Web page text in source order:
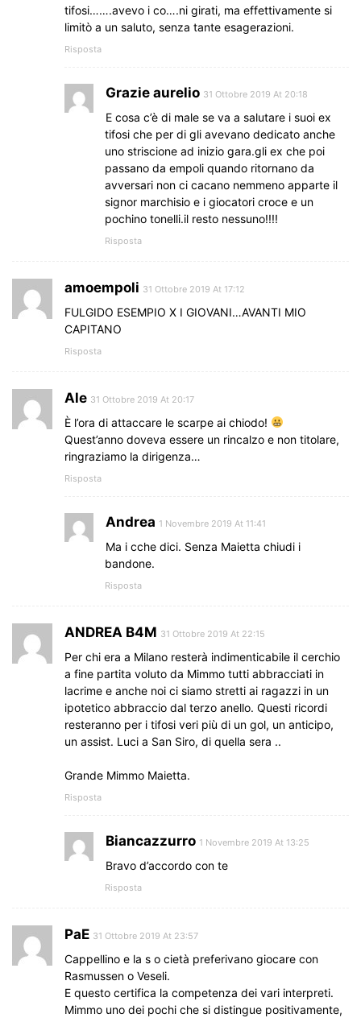
tifosi…….avevo i co….ni girati, ma effettivamente si
limitò a un saluto, senza tante esagerazioni.
Risposta
Grazie aurelio 31 Ottobre 2019 At 20:18
E cosa c’è di male se va a salutare i suoi ex
tifosi che per di gli avevano dedicato anche
uno striscione ad inizio gara.gli ex che poi
passano da empoli quando ritornano da
avversari non ci cacano nemmeno apparte il
signor marchisio e i giocatori croce e un
pochino tonelli.il resto nessuno!!!!
Risposta
amoempoli 31 Ottobre 2019 At 17:12
FULGIDO ESEMPIO X I GIOVANI…AVANTI MIO
CAPITANO
Risposta
Ale 31 Ottobre 2019 At 20:17
È l’ora di attaccare le scarpe ai chiodo!
Quest’anno doveva essere un rincalzo e non titolare,
ringraziamo la dirigenza…
Risposta
Andrea 1 Novembre 2019 At 11:41
Ma i cche dici. Senza Maietta chiudi i
bandone.
Risposta
ANDREA B4M 31 Ottobre 2019 At 22:15
Per chi era a Milano resterà indimenticabile il cerchio
a fine partita voluto da Mimmo tutti abbracciati in
lacrime e anche noi ci siamo stretti ai ragazzi in un
ipotetico abbraccio dal terzo anello. Questi ricordi
resteranno per i tifosi veri più di un gol, un anticipo,
un assist. Luci a San Siro, di quella sera ..
Grande Mimmo Maietta.
Risposta
Biancazzurro 1 Novembre 2019 At 13:25
Bravo d’accordo con te
Risposta
PaE 31 Ottobre 2019 At 23:57
Cappellino e la s o cietà preferivano giocare con
Rasmussen o Veseli.
E questo certifica la competenza dei vari interpreti.
Mimmo uno dei pochi che si distingue positivamente,